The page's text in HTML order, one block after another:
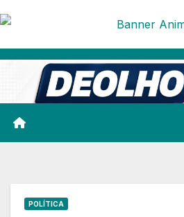
Skip
content
POLÍTICA